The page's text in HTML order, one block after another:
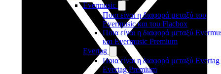
Evermusic
Ποια είναι η διαφορά μεταξύ του
Evermusic και του Flacbox
Ποια είναι η διαφορά μεταξύ
και Evermusic Premium
Evertag
Ποια είναι η διαφορά μεταξύ Evertag
Evertag Premium